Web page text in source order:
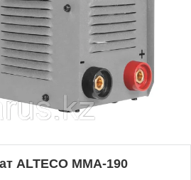
ALTECO MMA-190